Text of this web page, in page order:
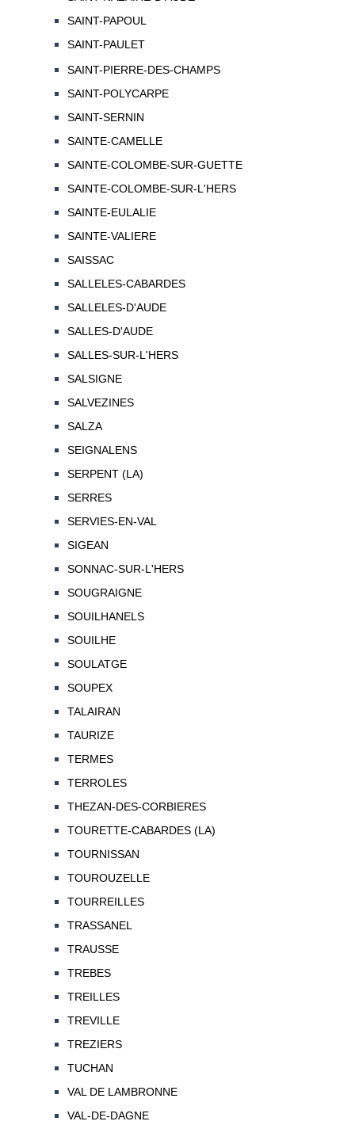
SAINT-PAPOUL
SAINT-PAULET
SAINT-PIERRE-DES-CHAMPS
SAINT-POLYCARPE
SAINT-SERNIN
SAINTE-CAMELLE
SAINTE-COLOMBE-SUR-GUETTE
SAINTE-COLOMBE-SUR-L'HERS
SAINTE-EULALIE
SAINTE-VALIERE
SAISSAC
SALLELES-CABARDES
SALLELES-D'AUDE
SALLES-D'AUDE
SALLES-SUR-L'HERS
SALSIGNE
SALVEZINES
SALZA
SEIGNALENS
SERPENT (LA)
SERRES
SERVIES-EN-VAL
SIGEAN
SONNAC-SUR-L'HERS
SOUGRAIGNE
SOUILHANELS
SOUILHE
SOULATGE
SOUPEX
TALAIRAN
TAURIZE
TERMES
TERROLES
THEZAN-DES-CORBIERES
TOURETTE-CABARDES (LA)
TOURNISSAN
TOUROUZELLE
TOURREILLES
TRASSANEL
TRAUSSE
TREBES
TREILLES
TREVILLE
TREZIERS
TUCHAN
VAL DE LAMBRONNE
VAL-DE-DAGNE